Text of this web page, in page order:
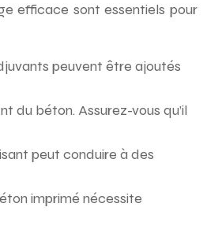
efficace sont essentiels pour
peuvent être ajoutés
du béton. Assurez-vous qu’il
peut conduire à des
imprimé nécessite